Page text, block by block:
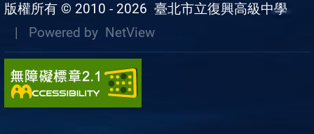
版權所有 © 2010 - 2026 臺北市立復興高級中學
| Powered by NetView